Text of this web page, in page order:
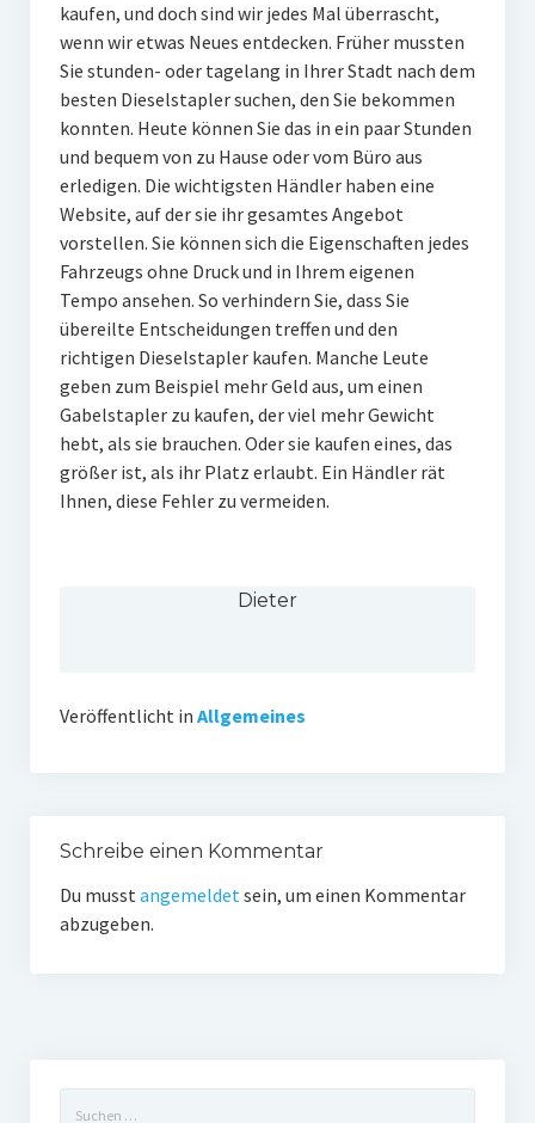
kaufen, und doch sind wir jedes Mal überrascht,
wenn wir etwas Neues entdecken. Früher mussten
Sie stunden- oder tagelang in Ihrer Stadt nach dem
besten Dieselstapler suchen, den Sie bekommen
konnten. Heute können Sie das in ein paar Stunden
und bequem von zu Hause oder vom Büro aus
erledigen. Die wichtigsten Händler haben eine
Website, auf der sie ihr gesamtes Angebot
vorstellen. Sie können sich die Eigenschaften jedes
Fahrzeugs ohne Druck und in Ihrem eigenen
Tempo ansehen. So verhindern Sie, dass Sie
übereilte Entscheidungen treffen und den
richtigen Dieselstapler kaufen. Manche Leute
geben zum Beispiel mehr Geld aus, um einen
Gabelstapler zu kaufen, der viel mehr Gewicht
hebt, als sie brauchen. Oder sie kaufen eines, das
größer ist, als ihr Platz erlaubt. Ein Händler rät
Ihnen, diese Fehler zu vermeiden.
Dieter
Veröffentlicht in Allgemeines
Schreibe einen Kommentar
Du musstangemeldetsein, um einen Kommentar
abzugeben.